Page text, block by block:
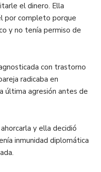
el dinero. Ella
por completo porque
y no tenía permiso de
con trastorno
radicaba en
última agresión antes de
y ella decidió
inmunidad diplomática